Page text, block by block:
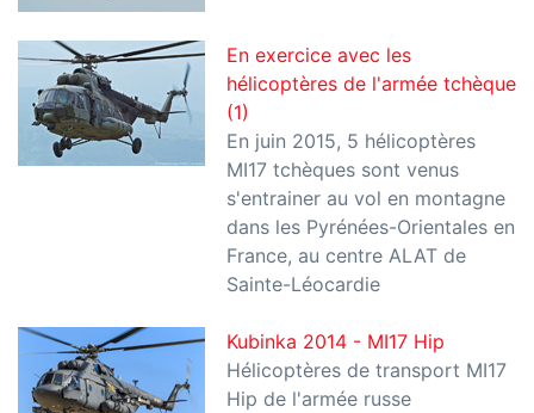
En exercice avec les
hélicoptères de l'armée tchèque
(1)
En juin 2015, 5 hélicoptères
MI17 tchèques sont venus
s'entrainer au vol en montagne
dans les Pyrénées-Orientales en
France, au centre ALAT de
Sainte-Léocardie
Kubinka 2014 - MI17 Hip
Hélicoptères de transport MI17
Hip de l'armée russe